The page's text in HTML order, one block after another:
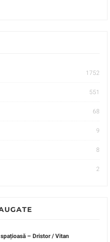
1752
551
68
9
8
2
– Dristor / Vitan